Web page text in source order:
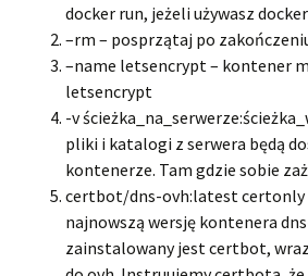
docker run, jeżeli używasz
–rm – posprzątaj po
–name letsencrypt – kontener
letsencrypt
-v
pliki i katalogi z serwera będą
kontenerze. Tam gdzie sobie
certbot/dns-ovh:latest certonly
najnowszą wersję kontenera
zainstalowany jest certbot,